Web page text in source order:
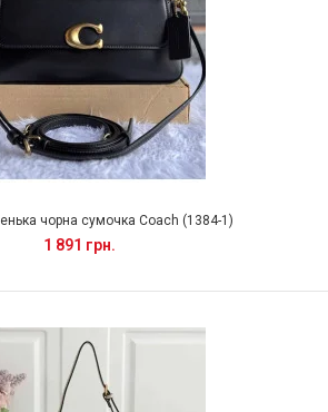
чорна сумочка Coach (1384-1)
1 891 грн.